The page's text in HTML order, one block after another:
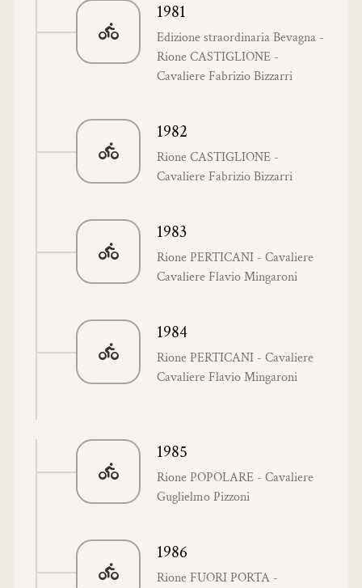
1981
Edizione straordinaria Bevagna -
Rione CASTIGLIONE -
Cavaliere Fabrizio Bizzarri
1982
Rione CASTIGLIONE -
Cavaliere Fabrizio Bizzarri
1983
Rione PERTICANI - Cavaliere
Cavaliere Flavio Mingaroni
1984
Rione PERTICANI - Cavaliere
Cavaliere Flavio Mingaroni
1985
Rione POPOLARE - Cavaliere
Guglielmo Pizzoni
1986
Rione FUORI PORTA -